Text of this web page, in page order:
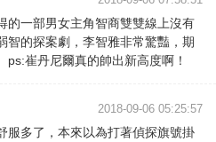
的一部男女主角智商雙雙線上沒有
智的探案劇，李智雅非常驚豔，期
ps:崔丹尼爾真的帥出新高度啊！
2018-09-06 05:25:57
服多了，本來以為打著偵探旗號掛